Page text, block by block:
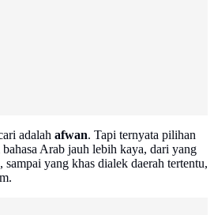
adalah afwan. Tapi ternyata pilihan
Arab jauh lebih kaya, dari yang
sampai yang khas dialek daerah tertentu,